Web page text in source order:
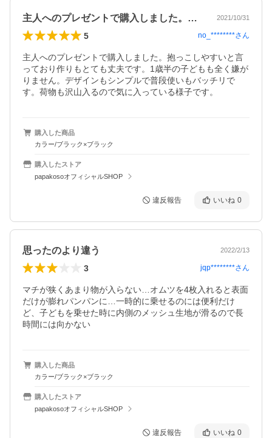
主人へのプレゼントで購入しました。抱っ… 2021/10/31
5 no_********さん
主人へのプレゼントで購入しました。抱っこしやすいと言
っており作りもとても丈夫です。1歳半の子どもも全く嫌が
りません。デザインもシンプルで普段使いもバッチリで
す。荷物も沢山入るので気に入っている様子です。
購入した商品
カラー/ブラック×ブラック
購入したストア
papakosoオフィシャルSHOP
違反報告 いいね 0
思ったのより違う 2022/2/13
3 jqp********さん
マチが狭くあまり物が入らない…オムツを4枚入れると表面
だけが膨れパンパンに…一時的に乗せるのには便利だけ
ど、子どもを乗せた時に内側のメッシュ生地が滑るので長
時間には向かない
購入した商品
カラー/ブラック×ブラック
購入したストア
papakosoオフィシャルSHOP
違反報告 いいね 0